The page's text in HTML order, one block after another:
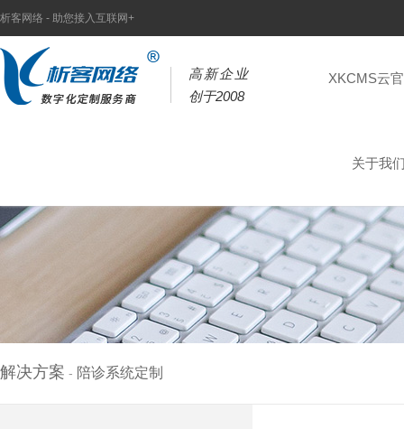
析客网络 - 助您接入互联网+
高新企业
创于2008
XKCMS云
关于我
解决方案 - 陪诊系统定制